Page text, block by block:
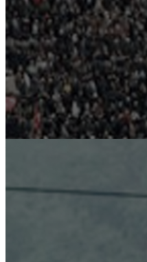
POUR VOUS
La montée du chômage, de
dégradation de notre
indignent l'accroissement des
finance et la destruction de la
Nous ne voulons pas en être les
impuissants. Nous entendons
militants de la société civile,
Nous avons la conviction que
transformation profonde de
confiants dans la créativité de
capacité de bâtir un avenir de